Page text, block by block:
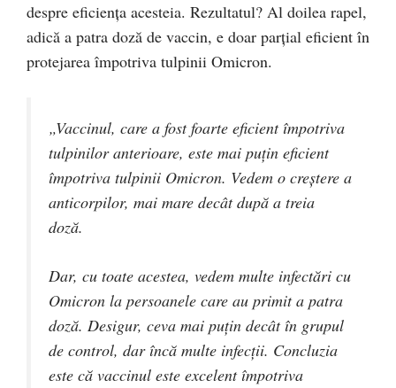
despre eficiența acesteia. Rezultatul? Al doilea rapel,
adică a patra doză de vaccin, e doar parțial eficient în
protejarea împotriva tulpinii Omicron.
„Vaccinul, care a fost foarte eficient împotriva
tulpinilor anterioare, este mai puțin eficient
împotriva tulpinii Omicron. Vedem o creștere a
anticorpilor, mai mare decât după a treia
doză.
Dar, cu toate acestea, vedem multe infectări cu
Omicron la persoanele care au primit a patra
doză. Desigur, ceva mai puțin decât în ​​grupul
de control, dar încă multe infecții. Concluzia
este că vaccinul este excelent împotriva